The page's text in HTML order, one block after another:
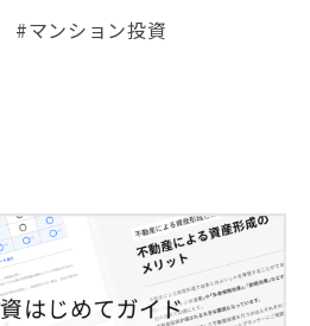
#マンション投資